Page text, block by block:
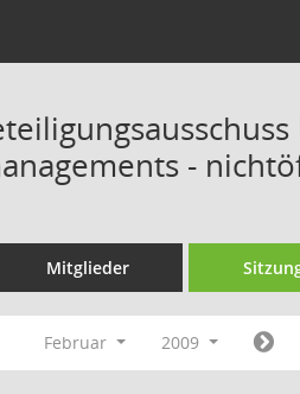
-
Mitglieder
Februar 2009